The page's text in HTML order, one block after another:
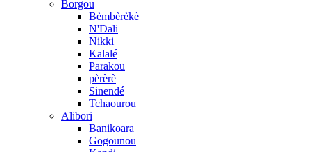
Borgou
Bèmbèrèkè
N'Dali
Nikki
Kalalé
Parakou
pèrèrè
Sinendé
Tchaourou
Alibori
Banikoara
Gogounou